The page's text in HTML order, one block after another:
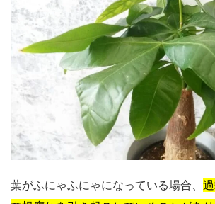
葉がふにゃふにゃになっている場合、